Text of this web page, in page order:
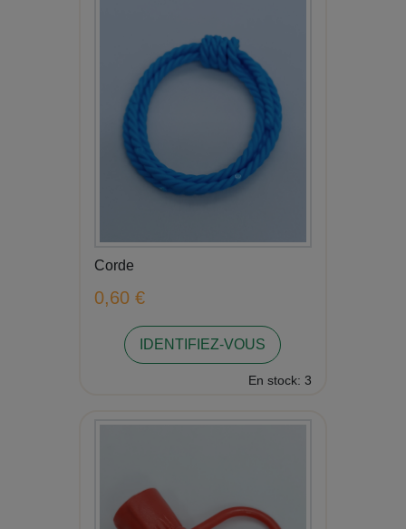
Corde
0,60 €
IDENTIFIEZ-VOUS
En stock: 3